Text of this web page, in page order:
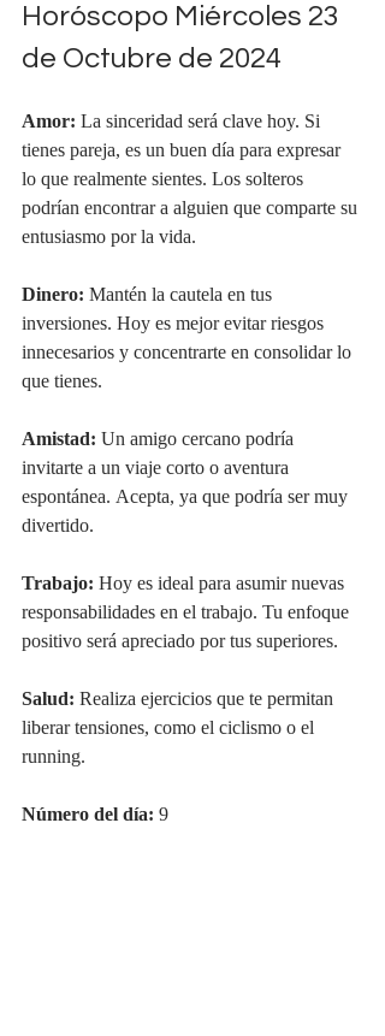
Horóscopo Miércoles 23
de Octubre de 2024
Amor: La sinceridad será clave hoy. Si
tienes pareja, es un buen día para expresar
lo que realmente sientes. Los solteros
podrían encontrar a alguien que comparte su
entusiasmo por la vida.
Dinero: Mantén la cautela en tus
inversiones. Hoy es mejor evitar riesgos
innecesarios y concentrarte en consolidar lo
que tienes.
Amistad: Un amigo cercano podría
invitarte a un viaje corto o aventura
espontánea. Acepta, ya que podría ser muy
divertido.
Trabajo: Hoy es ideal para asumir nuevas
responsabilidades en el trabajo. Tu enfoque
positivo será apreciado por tus superiores.
Salud: Realiza ejercicios que te permitan
liberar tensiones, como el ciclismo o el
running.
Número del día: 9